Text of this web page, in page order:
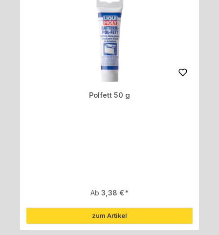
Polfett 50 g
Regulärer Preis:
Ab3,38 €
zum Artikel